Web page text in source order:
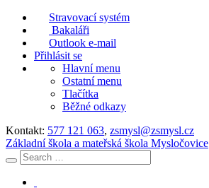
Stravovací systém
Bakaláři
Outlook e-mail
Přihlásit se
Hlavní menu
Ostatní menu
Tlačítka
Běžné odkazy
Kontakt: 577 121 063, zsmysl@zsmysl.cz
Základní škola a mateřská škola Mysločovice